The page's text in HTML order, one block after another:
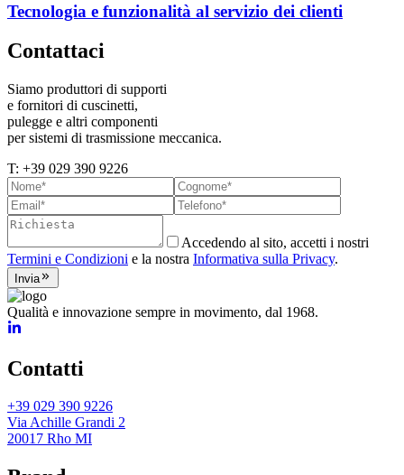
Tecnologia e funzionalità al servizio dei clienti
Contattaci
Siamo produttori di supporti
e fornitori di cuscinetti,
pulegge e altri componenti
per sistemi di trasmissione meccanica.
T: +39 029 390 9226
Accedendo al sito, accetti i nostri
Termini e Condizioni e la nostra Informativa sulla Privacy.
Invia
Qualità e innovazione sempre in movimento, dal 1968.
Contatti
+39 029 390 9226
Via Achille Grandi 2
20017 Rho MI